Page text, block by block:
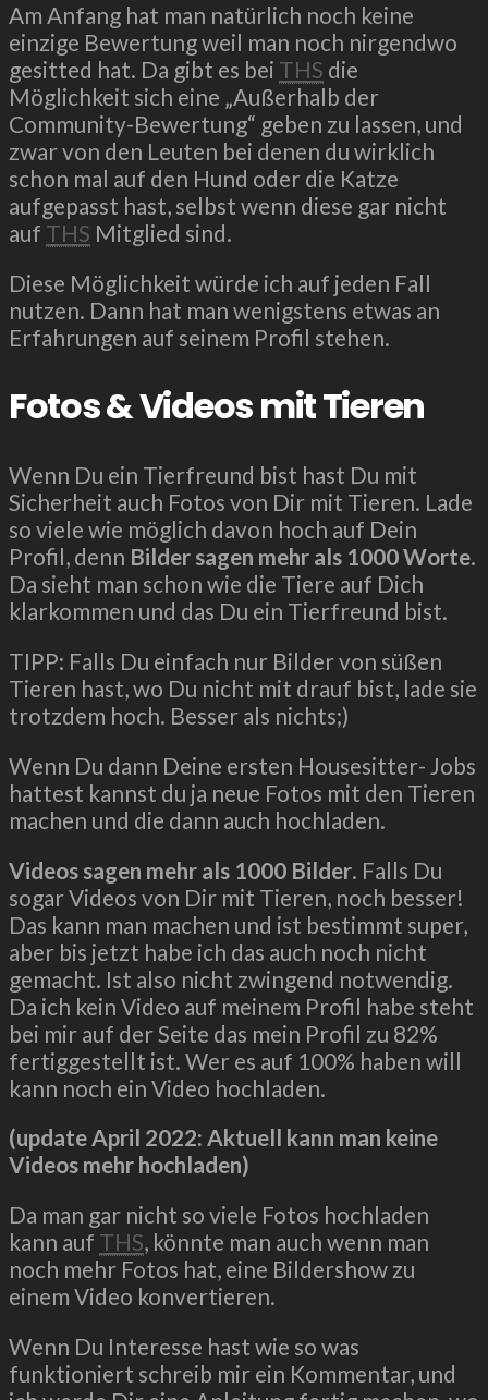
Am Anfang hat man natürlich noch keine
einzige Bewertung weil man noch nirgendwo
gesitted hat. Da gibt es bei THS die
Möglichkeit sich eine „Außerhalb der
Community-Bewertung“ geben zu lassen, und
zwar von den Leuten bei denen du wirklich
schon mal auf den Hund oder die Katze
aufgepasst hast, selbst wenn diese gar nicht
auf THS Mitglied sind.
Diese Möglichkeit würde ich auf jeden Fall
nutzen. Dann hat man wenigstens etwas an
Erfahrungen auf seinem Profil stehen.
Fotos & Videos mit Tieren
Wenn Du ein Tierfreund bist hast Du mit
Sicherheit auch Fotos von Dir mit Tieren. Lade
so viele wie möglich davon hoch auf Dein
Profil, denn Bilder sagen mehr als 1000 Worte.
Da sieht man schon wie die Tiere auf Dich
klarkommen und das Du ein Tierfreund bist.
TIPP: Falls Du einfach nur Bilder von süßen
Tieren hast, wo Du nicht mit drauf bist, lade sie
trotzdem hoch. Besser als nichts;)
Wenn Du dann Deine ersten Housesitter- Jobs
hattest kannst du ja neue Fotos mit den Tieren
machen und die dann auch hochladen.
Videos sagen mehr als 1000 Bilder. Falls Du
sogar Videos von Dir mit Tieren, noch besser!
Das kann man machen und ist bestimmt super,
aber bis jetzt habe ich das auch noch nicht
gemacht. Ist also nicht zwingend notwendig.
Da ich kein Video auf meinem Profil habe steht
bei mir auf der Seite das mein Profil zu 82%
fertiggestellt ist. Wer es auf 100% haben will
kann noch ein Video hochladen.
(update April 2022: Aktuell kann man keine
Videos mehr hochladen)
Da man gar nicht so viele Fotos hochladen
kann auf THS, könnte man auch wenn man
noch mehr Fotos hat, eine Bildershow zu
einem Video konvertieren.
Wenn Du Interesse hast wie so was
funktioniert schreib mir ein Kommentar, und